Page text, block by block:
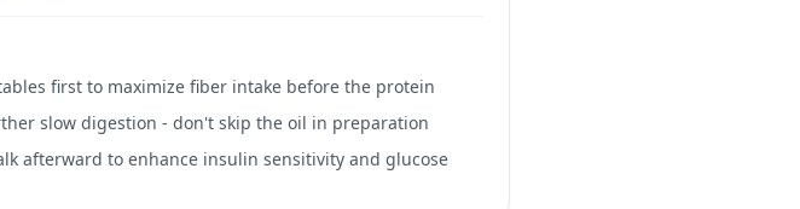
first to maximize fiber intake before the protein
slow digestion - don't skip the oil in preparation
afterward to enhance insulin sensitivity and glucose